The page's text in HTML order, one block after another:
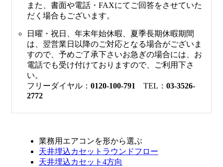
また、書面や電話・FAXにてご回答をさせていた
だく場合もございます。
日曜・祝日、年末年始休暇、夏季長期休暇期間
は、翌営業日以降のご対応となる場合がございま
すので、予めご了承下さいお急ぎの場合には、お
電話でも受け付けておりますので、ご利用下さ
い。
フリーダイヤル： 0120-100-791 TEL： 03-3526-
2772
業務用エアコンを形から選ぶ
天井埋込カセットラウンドフロー
天井埋込カセット4方向